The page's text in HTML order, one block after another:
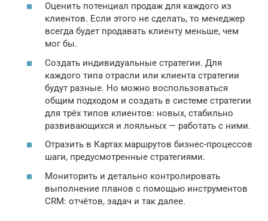
Оценить потенциал продаж для каждого из
клиентов. Если этого не сделать, то менеджер
всегда будет продавать клиенту меньше, чем
мог бы.
Создать индивидуальные стратегии. Для
каждого типа отрасли или клиента стратегии
будут разные. Но можно воспользоваться
общим подходом и создать в системе стратегии
для трёх типов клиентов: новых, стабильно
развивающихся и лояльных — работать с ними.
Отразить в Картах маршрутов бизнес-процессов
шаги, предусмотренные стратегиями.
Мониторить и детально контролировать
выполнение планов с помощью инструментов
CRM: отчётов, задач и так далее.